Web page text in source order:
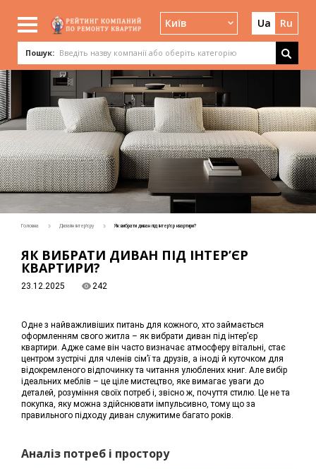
Київ Ua Ru
Пошук:
Головна Дизайн інтер'єру Як вибрати диван під інтер’єр квартири?
ЯК ВИБРАТИ ДИВАН ПІД ІНТЕР’ЄР
КВАРТИРИ?
23.12.2025 242
Одне з найважливіших питань для кожного, хто займається
оформленням свого житла – як вибрати диван під інтер’єр
квартири. Адже саме він часто визначає атмосферу вітальні, стає
центром зустрічі для членів сім’ї та друзів, а іноді й куточком для
відокремленого відпочинку та читання улюблених книг. Але вибір
ідеальних меблів – це ціле мистецтво, яке вимагає уваги до
деталей, розуміння своїх потреб і, звісно ж, почуття стилю. Це не та
покупка, яку можна здійснювати імпульсивно, тому що за
правильного підходу диван служитиме багато років.
Аналіз потреб і простору